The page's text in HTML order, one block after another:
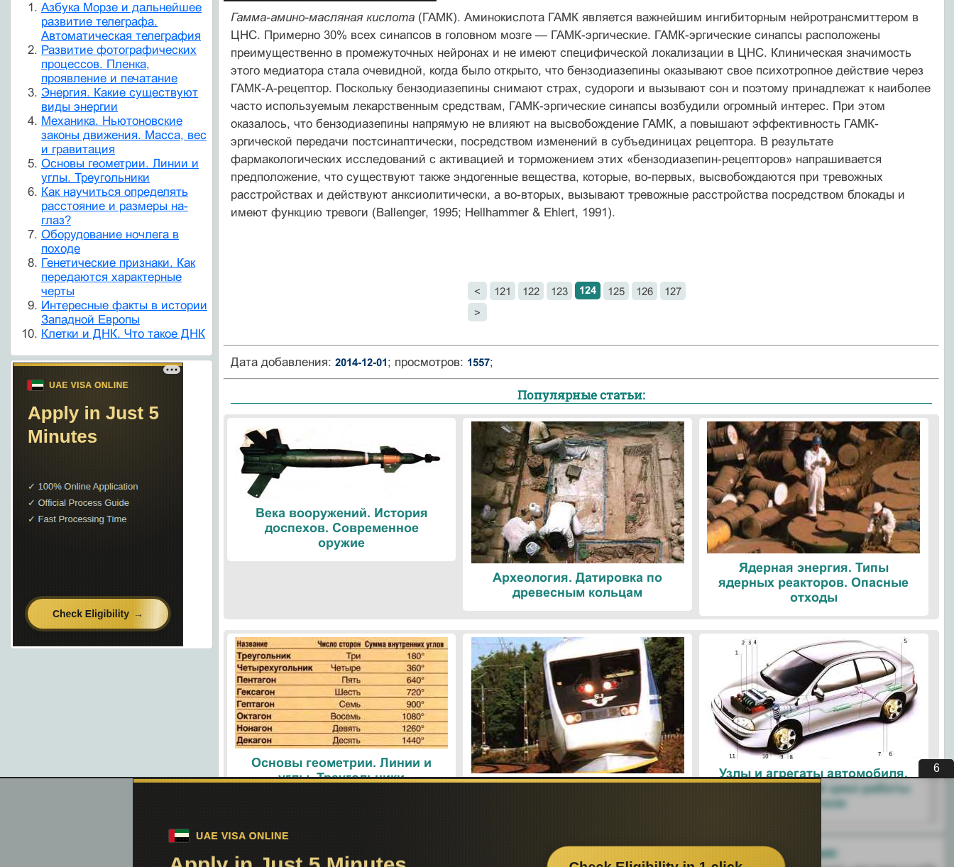
Гамма-амино-масляная кислота (ГАМК). Аминокислота ГАМК является важнейшим ингибиторным нейротрансмиттером в
ЦНС. Примерно 30% всех синапсов в головном мозге — ГАМК-эргические. ГАМК-эргические синапсы расположены
преимущественно в промежуточных нейронах и не имеют специфической локализации в ЦНС. Клиническая значимость
этого медиатора стала очевидной, когда было открыто, что бензодиазепины оказывают свое психотропное действие через
ГАМК-А-рецептор. Поскольку бензодиазепины снимают страх, судороги и вызывают сон и поэтому принадлежат к наиболее
часто используемым лекарственным средствам, ГАМК-эргические синапсы возбудили огромный интерес. При этом
оказалось, что бензодиазепины напрямую не влияют на высвобождение ГАМК, а повышают эффективность ГАМК-
эргической передачи постсинаптически, посредством изменений в субъединицах рецептора. В результате
фармакологических исследований с активацией и торможением этих «бензодиазепин-рецепторов» напрашивается
предположение, что существуют также эндогенные вещества, которые, во-первых, высвобождаются при тревожных
расстройствах и действуют анксиолитически, а во-вторых, вызывают тревожные расстройства посредством блокады и
имеют функцию тревоги (Ballenger, 1995; Hellhammer & Ehlert, 1991).
< 121 122 123 124 125 126
127
>
Дата добавления: 2014-12-01; просмотров: 1557;
Популярные статьи:
Века вооружений. История
доспехов. Современное
оружие
Археология. Датировка по
древесным кольцам
Ядерная энергия. Типы
ядерных реакторов. Опасные
отходы
Основы геометрии. Линии и
углы. Треугольники
Поезда. Современные
Узлы и агрегаты автомобиля.
Четырехтактный цикл работы
двигателя
Азбука Морзе и дальнейшее
развитие телеграфа.
Автоматическая телеграфия
Развитие фотографических
процессов. Пленка,
проявление и печатание
Энергия. Какие существуют
виды энергии
Механика. Ньютоновские
законы движения. Масса, вес
и гравитация
Основы геометрии. Линии и
углы. Треугольники
Как научиться определять
расстояние и размеры на-
глаз?
Оборудование ночлега в
походе
Генетические признаки. Как
передаются характерные
черты
Интересные факты в истории
Западной Европы
Клетки и ДНК. Что такое ДНК
Поделитесь с друзьями:
5